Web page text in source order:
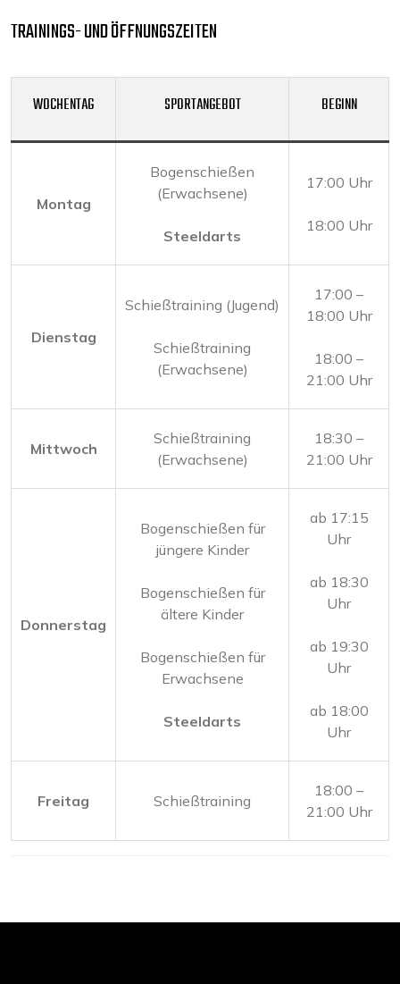
TRAININGS- UND ÖFFNUNGSZEITEN
WOCHENTAG SPORTANGEBOT BEGINN
Montag
Bogenschießen
(Erwachsene)
Steeldarts
17:00 Uhr
18:00 Uhr
Dienstag
Schießtraining (Jugend)
Schießtraining
(Erwachsene)
17:00 –
18:00 Uhr
18:00 –
21:00 Uhr
Mittwoch
Schießtraining
(Erwachsene)
18:30 –
21:00 Uhr
Donnerstag
Bogenschießen für
jüngere Kinder
Bogenschießen für
ältere Kinder
Bogenschießen für
Erwachsene
Steeldarts
ab 17:15
Uhr
ab 18:30
Uhr
ab 19:30
Uhr
ab 18:00
Uhr
Freitag Schießtraining
18:00 –
21:00 Uhr